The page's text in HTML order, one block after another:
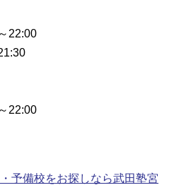
22:00
22:00
予備校をお探しなら武田塾宮